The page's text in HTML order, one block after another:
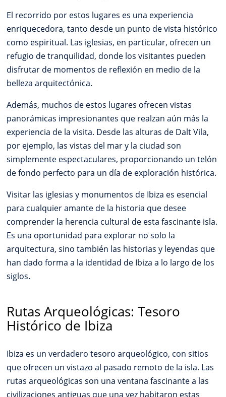
El recorrido por estos lugares es una experiencia
enriquecedora, tanto desde un punto de vista histórico
como espiritual. Las iglesias, en particular, ofrecen un
refugio de tranquilidad, donde los visitantes pueden
disfrutar de momentos de reflexión en medio de la
belleza arquitectónica.
Además, muchos de estos lugares ofrecen vistas
panorámicas impresionantes que realzan aún más la
experiencia de la visita. Desde las alturas de Dalt Vila,
por ejemplo, las vistas del mar y la ciudad son
simplemente espectaculares, proporcionando un telón
de fondo perfecto para un día de exploración histórica.
Visitar las iglesias y monumentos de Ibiza es esencial
para cualquier amante de la historia que desee
comprender la herencia cultural de esta fascinante isla.
Es una oportunidad para explorar no solo la
arquitectura, sino también las historias y leyendas que
han dado forma a la identidad de Ibiza a lo largo de los
siglos.
Rutas Arqueológicas: Tesoro
Histórico de Ibiza
Ibiza es un verdadero tesoro arqueológico, con sitios
que ofrecen un vistazo al pasado remoto de la isla. Las
rutas arqueológicas son una ventana fascinante a las
civilizaciones antiguas que una vez habitaron estas